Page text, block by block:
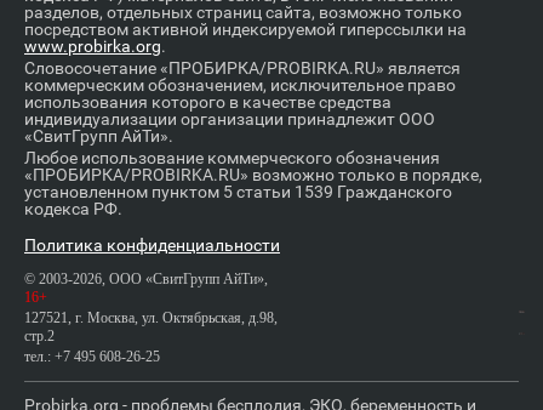
разделов, отдельных страниц сайта, возможно только
посредством активной индексируемой гиперссылки на
www.probirka.org.
Словосочетание «ПРОБИРКА/PROBIRKA.RU» является
коммерческим обозначением, исключительное право
использования которого в качестве средства
индивидуализации организации принадлежит ООО
«СвитГрупп АйТи».
Любое использование коммерческого обозначения
«ПРОБИРКА/PROBIRKA.RU» возможно только в порядке,
установленном пунктом 5 статьи 1539 Гражданского
кодекса РФ.
Политика конфиденциальности
© 2003-2026, ООО «СвитГрупп АйТи»,
16+
127521, г. Москва, ул. Октябрьская, д.98,
стр.2
тел.: +7 495 608-26-25
Probirka.org - проблемы бесплодия, ЭКО, беременность и